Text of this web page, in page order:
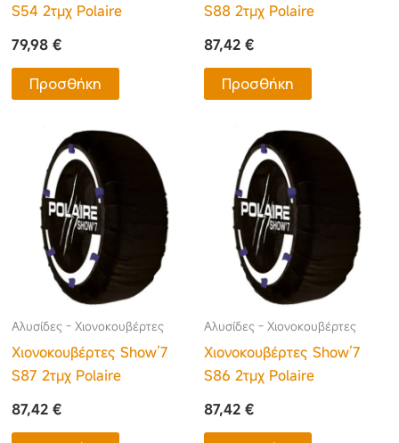
S54 2τμχ Polaire
79,98€
Προσθήκη
S88 2τμχ Polaire
87,42 €
Προσθήκη
Αλυσίδες - Χιονοκουβέρτες
Χιονοκουβέρτες Show’7
S87 2τμχ Polaire
87,42€
Αλυσίδες - Χιονοκουβέρτες
Χιονοκουβέρτες Show’7
S86 2τμχ Polaire
87,42 €